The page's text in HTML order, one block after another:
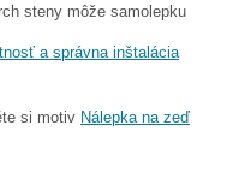
steny môže samolepku
a správna inštalácia
si motiv Nálepka na zeď